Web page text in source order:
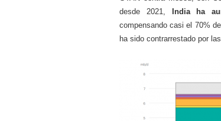
desde 2021, India ha
compensando casi el 70%
ha sido contrarrestado por